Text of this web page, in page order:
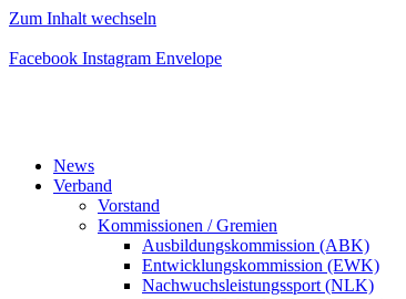
Zum Inhalt wechseln
Facebook Instagram Envelope
News
Verband
Vorstand
Kommissionen / Gremien
Ausbildungskommission (ABK)
Entwicklungskommission (EWK)
Nachwuchsleistungssport (NLK)